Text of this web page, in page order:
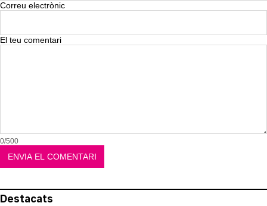
Correu electrònic
El teu comentari
0/500
Destacats